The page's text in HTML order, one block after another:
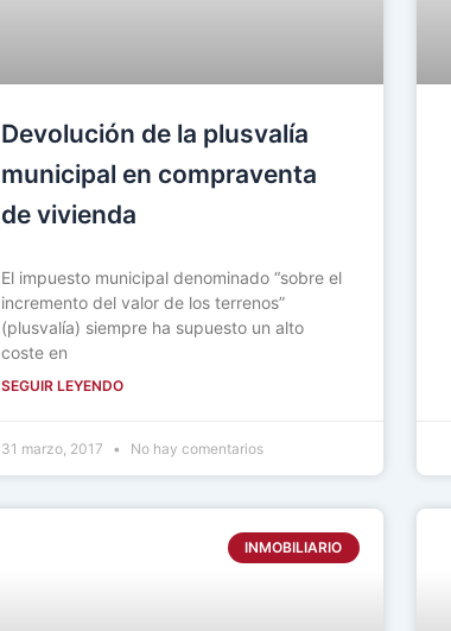
Devolución de la plusvalía
municipal en compraventa
de vivienda
El impuesto municipal denominado “sobre el
incremento del valor de los terrenos”
(plusvalía) siempre ha supuesto un alto
coste en
SEGUIR LEYENDO
31 marzo, 2017 No hay comentarios
INMOBILIARIO